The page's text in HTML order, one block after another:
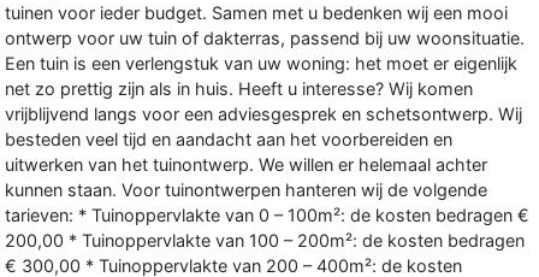
tuinen voor ieder budget. Samen met u bedenken wij een mooi
ontwerp voor uw tuin of dakterras, passend bij uw woonsituatie.
Een tuin is een verlengstuk van uw woning: het moet er eigenlijk
net zo prettig zijn als in huis. Heeft u interesse? Wij komen
vrijblijvend langs voor een adviesgesprek en schetsontwerp. Wij
besteden veel tijd en aandacht aan het voorbereiden en
uitwerken van het tuinontwerp. We willen er helemaal achter
kunnen staan. Voor tuinontwerpen hanteren wij de volgende
tarieven: * Tuinoppervlakte van 0 – 100m²: de kosten bedragen €
200,00 * Tuinoppervlakte van 100 – 200m²: de kosten bedragen
€ 300,00 * Tuinoppervlakte van 200 – 400m²: de kosten